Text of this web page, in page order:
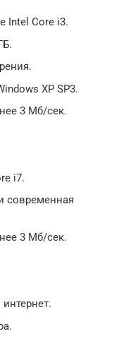
Intel Core i3.
XP SP3.
3 Мб/сек.
i7.
современная
3 Мб/сек.